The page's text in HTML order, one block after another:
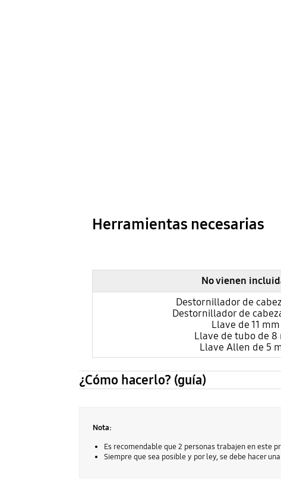
Herramientas necesarias
No vienen
Destornillador de
Destornillador de
Llave de 11 mm
Llave de tubo de 8
Llave Allen de 5
¿Cómo hacerlo? (guía)
Nota:
Es recomendable que 2 personas trabajen en este
Siempre que sea posible y por ley, se debe hacer